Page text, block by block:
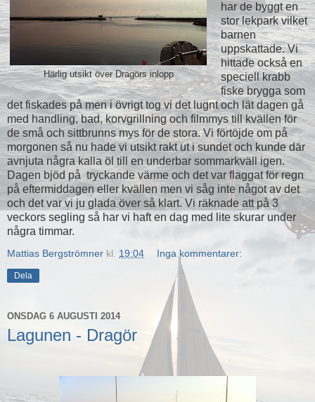
Härlig utsikt över Dragörs inlopp
har de byggt en
stor lekpark vilket
barnen
uppskattade. Vi
hittade också en
speciell krabb
fiske brygga som
det fiskades på men i övrigt tog vi det lugnt och lät dagen gå
med handling, bad, korvgrillning och filmmys till kvällen för
de små och sittbrunns mys för de stora. Vi förtöjde om på
morgonen så nu hade vi utsikt rakt ut i sundet och kunde där
avnjuta några kalla öl till en underbar sommarkväll igen.
Dagen bjöd på tryckande värme och det var flaggat för regn
på eftermiddagen eller kvällen men vi såg inte något av det
och det var vi ju glada över så klart. Vi räknade att på 3
veckors segling så har vi haft en dag med lite skurar under
några timmar.
Mattias Bergströmner kl. 19:04 Inga kommentarer:
Dela
ONSDAG 6 AUGUSTI 2014
Lagunen - Dragör